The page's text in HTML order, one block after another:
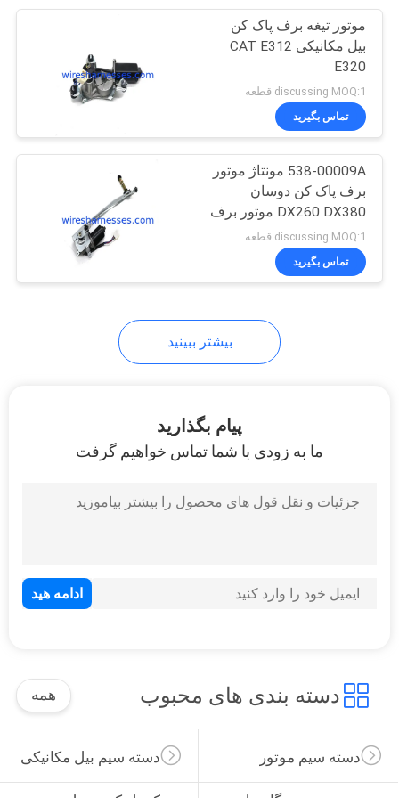
مجموعه موتور برف
پاک کن
12
مونتاژ انژکتور سوخت
13
جعبه رله فیوز
14
موتور تیغه برف پاک کن
بیل مکانیکی CAT E312
E320
discussing MOQ:1 قطعه
تماس بگیرید
538-00009A مونتاژ موتور
برف پاک کن دوسان
DX260 DX380 موتور برف
پاک کن پنجره
discussing MOQ:1 قطعه
تماس بگیرید
بیشتر ببینید
پیام بگذارید
ما به زودی با شما تماس خواهیم گرفت
دسته بندی های محبوب همه
دسته سیم بیل مکانیکی دسته سیم موتور